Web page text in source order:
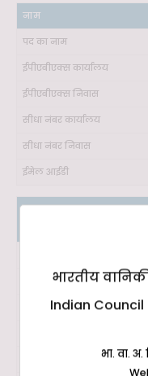
भारतीय
Indian
भा. वा.